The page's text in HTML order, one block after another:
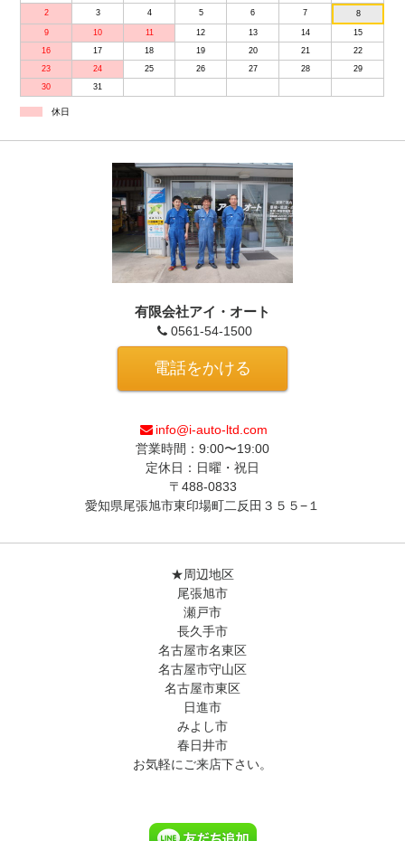
2 3 4 5 6 7 8
9 10 11 12 13 14
15
16
17 18 19 20 21
22
23
24 25 26 27 28
29
30
31
休日
有限会社アイ・オート
0561-54-1500
電話をかける
info@i-auto-ltd.com
営業時間：9:00〜19:00
定休日：日曜・祝日
〒488-0833
愛知県尾張旭市東印場町二反田３５５−１
★周辺地区
尾張旭市
瀬戸市
長久手市
名古屋市名東区
名古屋市守山区
名古屋市東区
日進市
みよし市
春日井市
お気軽にご来店下さい。